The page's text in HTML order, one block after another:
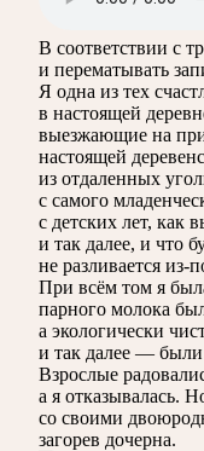
В соответствии с
и перематывать
Я одна из тех
в настоящей
выезжающие на
настоящей
из отдаленных
с самого
с детских лет, как
и так далее, и что
не разливается из-
При всём том я
парного молока
а экологически
и так далее — были
Взрослые
а я отказывалась.
со своими
загорев дочерна.